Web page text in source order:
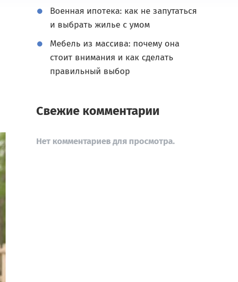
Военная ипотека: как не запутаться
и выбрать жилье с умом
Мебель из массива: почему она
стоит внимания и как сделать
правильный выбор
Свежие комментарии
Нет комментариев для просмотра.